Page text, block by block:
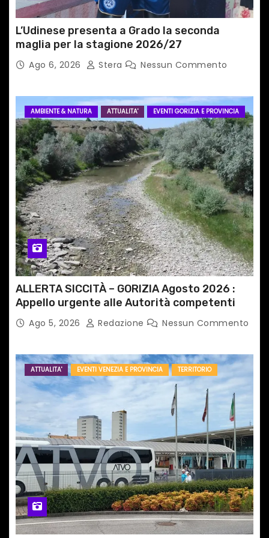
i
L’Udinese presenta a Grado la seconda
maglia per la stagione 2026/27
Ago 6, 2026 Stera Nessun Commento
AMBIENTE & NATURA ATTUALITA' EVENTI GORIZIA E PROVINCIA
ALLERTA SICCITÀ – GORIZIA Agosto 2026 :
Appello urgente alle Autorità competenti
Ago 5, 2026 Redazione Nessun Commento
ATTUALITA' EVENTI VENEZIA E PROVINCIA TERRITORIO